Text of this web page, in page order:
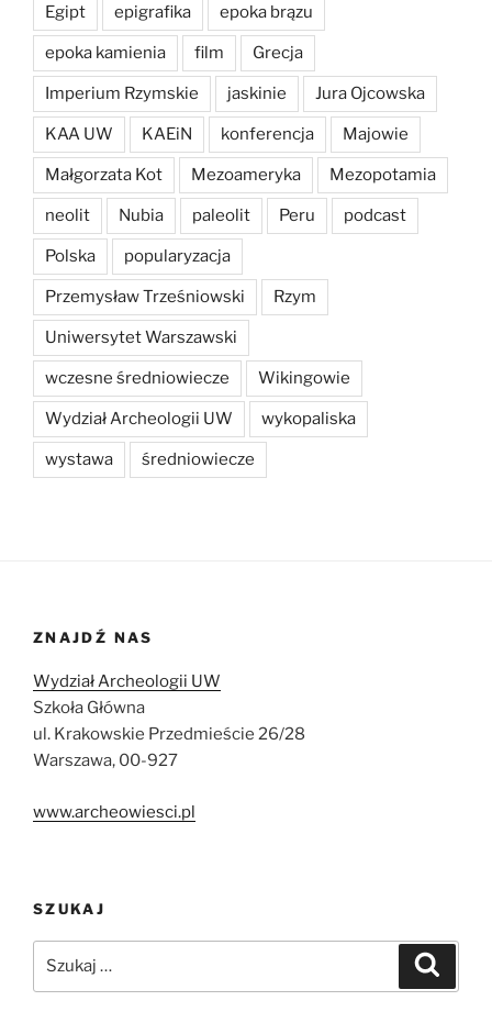
Egipt epigrafika epoka brązu
epoka kamienia film Grecja
Imperium Rzymskie jaskinie Jura Ojcowska
KAA UW KAEiN konferencja Majowie
Małgorzata Kot Mezoameryka Mezopotamia
neolit Nubia paleolit Peru podcast
Polska popularyzacja
Przemysław Trześniowski Rzym
Uniwersytet Warszawski
wczesne średniowiecze Wikingowie
Wydział Archeologii UW wykopaliska
wystawa średniowiecze
ZNAJDŹ NAS
Wydział Archeologii UW
Szkoła Główna
ul. Krakowskie Przedmieście 26/28
Warszawa, 00-927
www.archeowiesci.pl
SZUKAJ